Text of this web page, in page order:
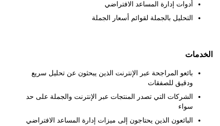
أدوات إدارة المساعد الافتراضي
التحليل بالجملة لقوائم أسعار الجملة
بائعو المراجحة عبر الإنترنت الذين يبحثون عن تحليل سريع
ودقيق للصفقات
الشركات التي تصدر المنتجات عبر الإنترنت والجملة على حد
البائعون الذين يحتاجون إلى ميزات إدارة المساعد الافتراضي